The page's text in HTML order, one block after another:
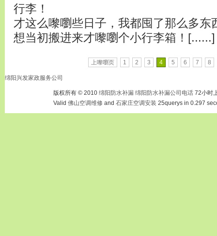
行李！
才这么嚟嚠些日子，我都囤了那么多东
想当初搬进来才嚟嚠个小行李箱！[......]
上嚟嚠页 1 2 3 4 5 6 7 8
绵阳兴发家政服务公司
版权所有 © 2010 绵阳防水补漏 绵阳防水补漏公司电话 72小时
Valid 佛山空调维修 and 石家庄空调安装 25querys in 0.297